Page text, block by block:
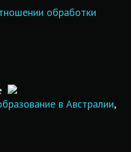
за
в
и вузах!
Удобный
документов!
обработки
в Австралии,